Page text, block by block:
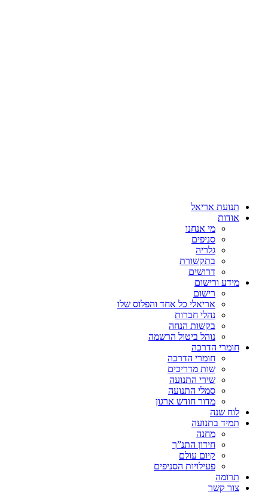
תנועת אריאל
אודות
מי אנחנו
סניפים
גלריה
בתקשורת
דרושים
מידע ורישום
רישום
אריאלי כל אחד והפלוס שלו
נהלי חברות
בקשות הנחה
נוהל ביטול הרשמה
חומרי הדרכה
חומרי הדרכה
שות מדריכים
שירי התנועה
סמלי התנועה
מדור חודש ארגון
לוח שנה
תמיד בתנועה
מחנה
חידון התנ”ך
קיום עולם
פעילויות הסניפים
תרומה
צור קשר